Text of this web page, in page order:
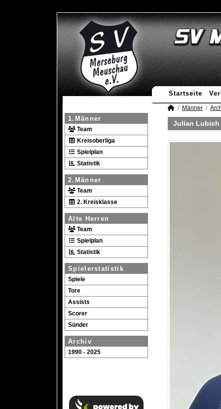
Startseite
1.Männer
Team
Kreisoberliga
Spielplan
Statistik
2.Männer
Team
2. Kreisklasse
Alte Herren
Team
Spielplan
Statistik
Spielerstatistik
Spiele
Tore
Assists
Scorer
Sünder
Archiv
1990 - 2025
Männer
Julian Lubich